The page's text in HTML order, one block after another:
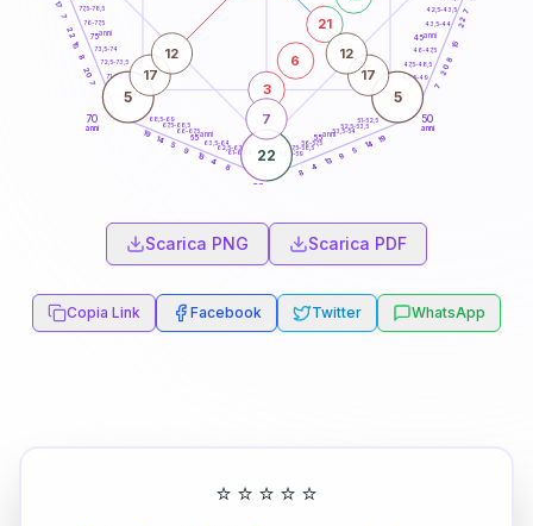
50
anni
60
70
anni
42,5-43,5
43,5-44
46-47,5
47,5-48,5
48,5-49
51-52,5
52,5-53,5
53,5-54
56-57,5
57,5-58,5
58,5-59
61-62,5
62,5-63,5
63,5-64
66-67,5
67,5-68,5
68,5-69
71-72,5
72,5-73,5
73,5-74
76-77,5
77,5-78,5 7
22
15
8
20
7
19
14
5
9
13
4
8
8
4
13
9
5
14
19
7
20
8
15
22
7
17
22
5 5
3
6
21
7
17
12
17
12
45anni
55anni
65anni
75anni
Scarica PNG Scarica PDF
Copia Link Facebook Twitter WhatsApp
⭐ ⭐ ⭐ ⭐ ⭐